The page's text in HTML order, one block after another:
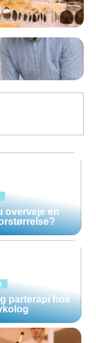
overveje en
parterapi hos